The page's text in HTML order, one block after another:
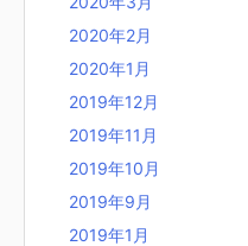
2020年2月
2020年1月
2019年12月
2019年11月
2019年10月
2019年9月
2019年1月